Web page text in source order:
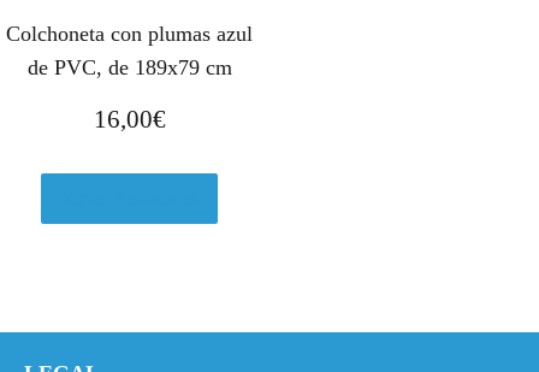
Colchoneta con plumas azul
de PVC, de 189x79 cm
16,00€